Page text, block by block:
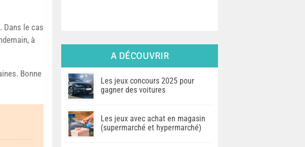
. Dans le cas
à
Bonne
A DÉCOUVRIR
Les jeux concours 2025 pour
gagner des voitures
Les jeux avec achat en magasin
(supermarché et hypermarché)